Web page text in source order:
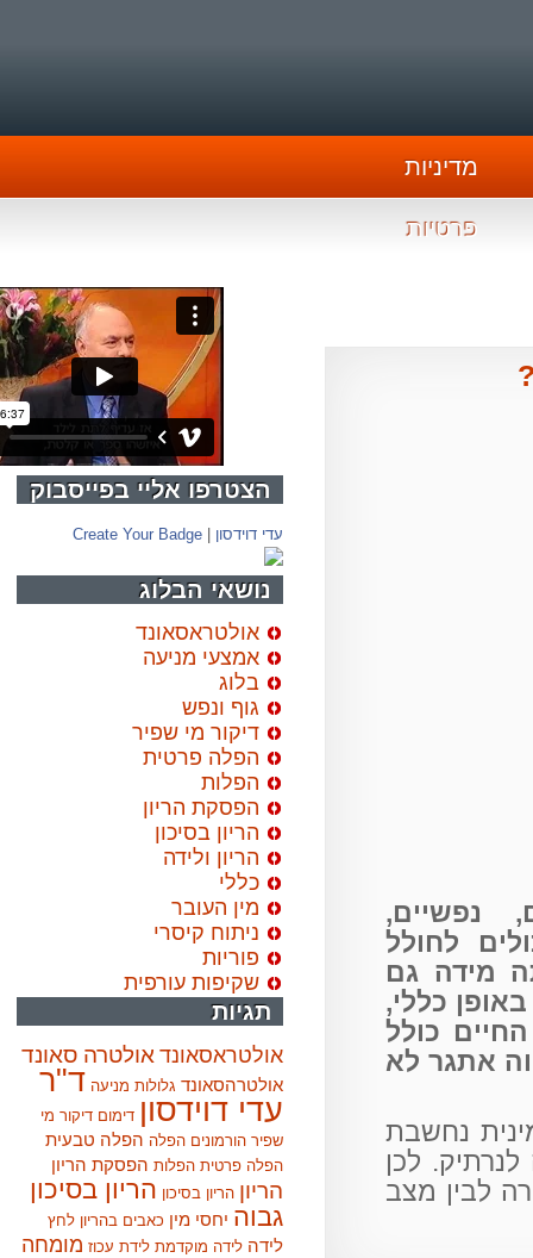
מדיניות
פרטיות
הצטרפו אליי בפייסבוק
עדי דוידסון|
Create Your Badge
נושאי הבלוג
אולטראסאונד
אמצעי מניעה
בלוג
גוף ונפש
דיקור מי שפיר
הפלה פרטית
הפלות
הפסקת הריון
הריון בסיכון
הריון ולידה
כללי
מין העובר
ניתוח קיסרי
פוריות
שקיפות עורפית
תגיות
אולטראסאונד אולטרה סאונד
אולטרהסאונד גלולות מניעה ד"ר
עדי דוידסון דימום דיקור מי
שפיר הורמונים הפלה הפלה טבעית
הפלה פרטית הפלות הפסקת הריון
הריון הריון בסיכון הריון בסיכון
גבוה יחסי מין כאבים בהריון לחץ
לידה לידה מוקדמת לידת עכוז מומחה
נפשיים,
לחולל
מידה גם
כללי,
כולל
אתגר לא
נחשבת
לכן
לבין מצב